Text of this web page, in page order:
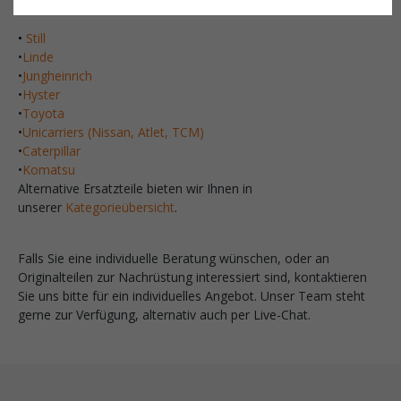
• Still
•Linde
•Jungheinrich
•Hyster
•Toyota
•Unicarriers (Nissan, Atlet, TCM)
•Caterpillar
•Komatsu
Alternative Ersatzteile bieten wir Ihnen in
unserer Kategorieübersicht.
Falls Sie eine individuelle Beratung wünschen, oder an
Originalteilen zur Nachrüstung interessiert sind, kontaktieren
Sie uns bitte für ein individuelles Angebot. Unser Team steht
gerne zur Verfügung, alternativ auch per Live-Chat.